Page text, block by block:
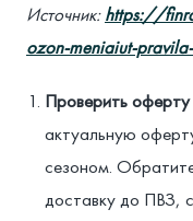
Источник:https://
ozon-meniaiut-
Проверить
актуальную
сезоном.
доставку до ПВЗ,